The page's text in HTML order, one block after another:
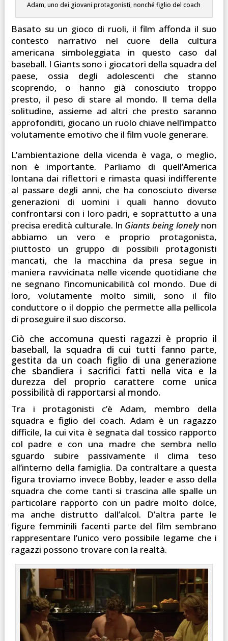
Adam, uno dei giovani protagonisti, nonché figlio del coach
Basato su un gioco di ruoli, il film affonda il suo
contesto narrativo nel cuore della cultura
americana simboleggiata in questo caso dal
baseball. I Giants sono i giocatori della squadra del
paese, ossia degli adolescenti che stanno
scoprendo, o hanno già conosciuto troppo
presto, il peso di stare al mondo. Il tema della
solitudine, assieme ad altri che presto saranno
approfonditi, giocano un ruolo chiave nell’impatto
volutamente emotivo che il film vuole generare.
L’ambientazione della vicenda è vaga, o meglio,
non è importante. Parliamo di quell’America
lontana dai riflettori e rimasta quasi indifferente
al passare degli anni, che ha conosciuto diverse
generazioni di uomini i quali hanno dovuto
confrontarsi con i loro padri, e soprattutto a una
precisa eredità culturale. In Giants being lonelynon
abbiamo un vero e proprio protagonista,
piuttosto un gruppo di possibili protagonisti
mancati, che la macchina da presa segue in
maniera ravvicinata nelle vicende quotidiane che
ne segnano l’incomunicabilità col mondo. Due di
loro, volutamente molto simili, sono il filo
conduttore o il doppio che permette alla pellicola
di proseguire il suo discorso.
Ciò che accomuna questi ragazzi è proprio il
baseball, la squadra di cui tutti fanno parte,
gestita da un coach figlio di una generazione
che sbandiera i sacrifici fatti nella vita e la
durezza del proprio carattere come unica
possibilità di rapportarsi al mondo.
Tra i protagonisti c’è Adam, membro della
squadra e figlio del coach. Adam è un ragazzo
difficile, la cui vita è segnata dal tossico rapporto
col padre e con una madre che sembra nello
sguardo subire passivamente il clima teso
all’interno della famiglia. Da contraltare a questa
figura troviamo invece Bobby, leader e asso della
squadra che come tanti si trascina alle spalle un
particolare rapporto con un padre molto dolce,
ma anche distrutto dall’alcol. D’altra parte le
figure femminili facenti parte del film sembrano
rappresentare l’unico vero possibile legame che i
ragazzi possono trovare con la realtà.